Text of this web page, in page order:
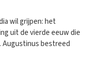
wil grijpen: het
uit de vierde eeuw die
Augustinus bestreed